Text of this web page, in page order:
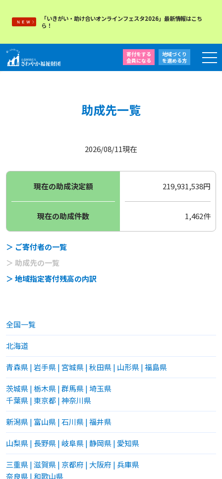
「いきがい・助け合いオンラインフェスタ2026」最新情報はこち
ら！
寄付をする
会員になる
地域づくり
を進める方
助成先一覧
2026/08/11現在
現在の助成決定額 219,931,538円
現在の助成件数 1,462件
＞ ご寄付者の一覧
＞ 助成先の一覧
＞ 地域指定寄付残高の内訳
全国一覧
北海道
青森県|岩手県| 宮城県|秋田県| 山形県|福島県
茨城県|栃木県|群馬県| 埼玉県
千葉県| 東京都|神奈川県
新潟県| 富山県|石川県|福井県
山梨県| 長野県| 岐阜県|静岡県| 愛知県
三重県|滋賀県| 京都府 | 大阪府 |兵庫県
奈良県|和歌山県